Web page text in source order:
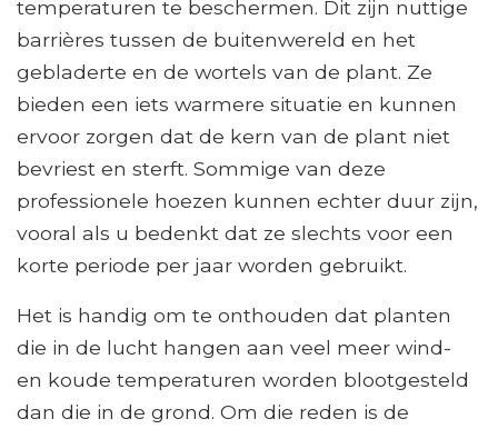
temperaturen te beschermen. Dit zijn nuttige
barrières tussen de buitenwereld en het
gebladerte en de wortels van de plant. Ze
bieden een iets warmere situatie en kunnen
ervoor zorgen dat de kern van de plant niet
bevriest en sterft. Sommige van deze
professionele hoezen kunnen echter duur zijn,
vooral als u bedenkt dat ze slechts voor een
korte periode per jaar worden gebruikt.
Het is handig om te onthouden dat planten
die in de lucht hangen aan veel meer wind-
en koude temperaturen worden blootgesteld
dan die in de grond. Om die reden is de